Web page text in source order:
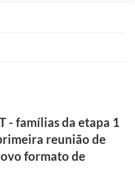
- famílias da etapa 1
reunião de
formato de